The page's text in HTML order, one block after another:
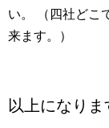
い。 （四社どこ
来ます。）
以上になりま